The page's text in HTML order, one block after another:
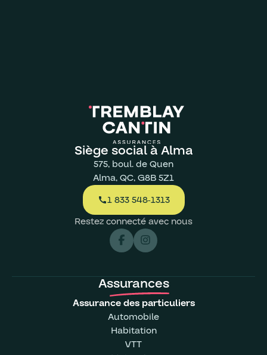
Siège social à Alma
575, boul. de Quen
Alma, QC, G8B 5Z1
call1 833 548-1313
Restez connecté avec nous
Assurances
Assurance des particuliers
Automobile
Habitation
VTT